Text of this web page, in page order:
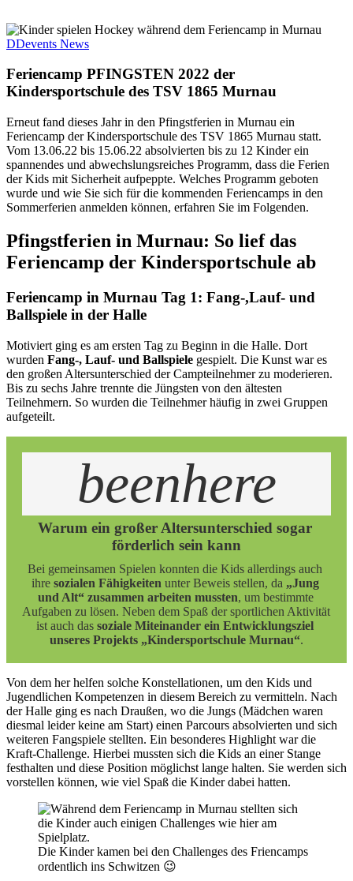
DDevents News
Feriencamp PFINGSTEN 2022 der
Kindersportschule des TSV 1865 Murnau
Erneut fand dieses Jahr in den Pfingstferien in Murnau ein
Feriencamp der Kindersportschule des TSV 1865 Murnau statt.
Vom 13.06.22 bis 15.06.22 absolvierten bis zu 12 Kinder ein
spannendes und abwechslungsreiches Programm, dass die Ferien
der Kids mit Sicherheit aufpeppte. Welches Programm geboten
wurde und wie Sie sich für die kommenden Feriencamps in den
Sommerferien anmelden können, erfahren Sie im Folgenden.
Pfingstferien in Murnau: So lief das
Feriencamp der Kindersportschule ab
Feriencamp in Murnau Tag 1: Fang-,Lauf- und
Ballspiele in der Halle
Motiviert ging es am ersten Tag zu Beginn in die Halle. Dort
wurden Fang-, Lauf- und Ballspiele gespielt. Die Kunst war es
den großen Altersunterschied der Campteilnehmer zu moderieren.
Bis zu sechs Jahre trennte die Jüngsten von den ältesten
Teilnehmern. So wurden die Teilnehmer häufig in zwei Gruppen
aufgeteilt.
beenhere
Warum ein großer Altersunterschied sogar
förderlich sein kann
Bei gemeinsamen Spielen konnten die Kids allerdings auch
ihre sozialen Fähigkeiten unter Beweis stellen, da „Jung
und Alt“ zusammen arbeiten mussten, um bestimmte
Aufgaben zu lösen. Neben dem Spaß der sportlichen Aktivität
ist auch das soziale Miteinander ein Entwicklungsziel
unseres Projekts „Kindersportschule Murnau“.
Von dem her helfen solche Konstellationen, um den Kids und
Jugendlichen Kompetenzen in diesem Bereich zu vermitteln. Nach
der Halle ging es nach Draußen, wo die Jungs (Mädchen waren
diesmal leider keine am Start) einen Parcours absolvierten und sich
weiteren Fangspiele stellten. Ein besonderes Highlight war die
Kraft-Challenge. Hierbei mussten sich die Kids an einer Stange
festhalten und diese Position möglichst lange halten. Sie werden sich
vorstellen können, wie viel Spaß die Kinder dabei hatten.
Die Kinder kamen bei den Challenges des Friencamps
ordentlich ins Schwitzen 😉